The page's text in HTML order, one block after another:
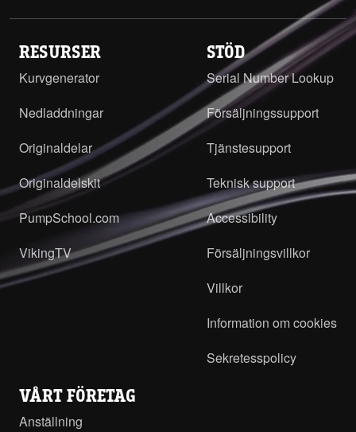
RESURSER
Kurvgenerator
Nedladdningar
Originaldelar
Originaldelskit
PumpSchool.com
VikingTV
STÖD
Serial Number Lookup
Försäljningssupport
Tjänstesupport
Teknisk support
Accessibility
Försäljningsvillkor
Villkor
Information om cookies
Sekretesspolicy
VÅRT FÖRETAG
Anställning